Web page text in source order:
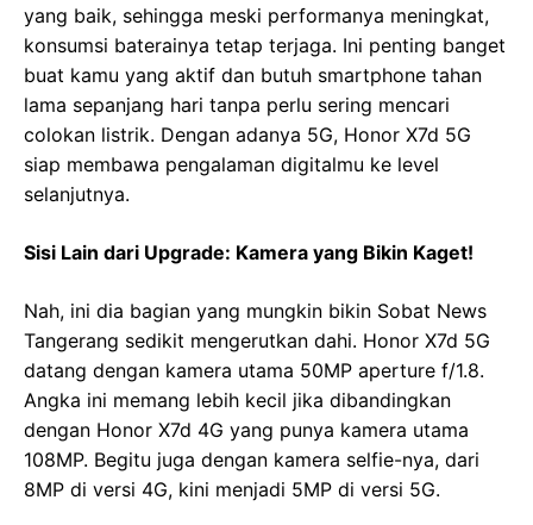
yang baik, sehingga meski performanya meningkat,
konsumsi baterainya tetap terjaga. Ini penting banget
buat kamu yang aktif dan butuh smartphone tahan
lama sepanjang hari tanpa perlu sering mencari
colokan listrik. Dengan adanya 5G, Honor X7d 5G
siap membawa pengalaman digitalmu ke level
selanjutnya.
Sisi Lain dari Upgrade: Kamera yang Bikin Kaget!
Nah, ini dia bagian yang mungkin bikin Sobat News
Tangerang sedikit mengerutkan dahi. Honor X7d 5G
datang dengan kamera utama 50MP aperture f/1.8.
Angka ini memang lebih kecil jika dibandingkan
dengan Honor X7d 4G yang punya kamera utama
108MP. Begitu juga dengan kamera selfie-nya, dari
8MP di versi 4G, kini menjadi 5MP di versi 5G.